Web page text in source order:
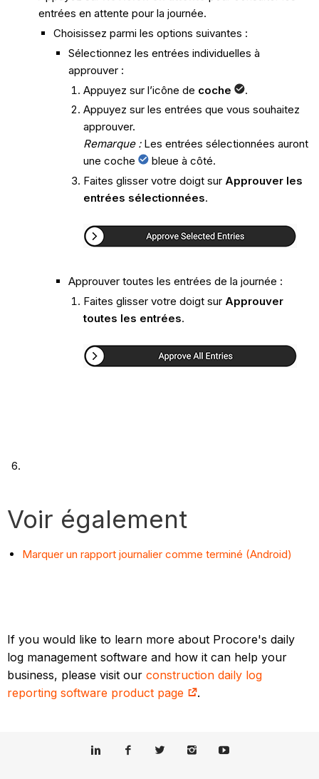
entrées en attente pour la journée.
Choisissez parmi les options suivantes :
Sélectionnez les entrées individuelles à
approuver :
Appuyez sur l’icône de coche
.
Appuyez sur les entrées que vous souhaitez
approuver.
Remarque : Les entrées sélectionnées auront
une coche
bleue à côté.
Faites glisser votre doigt sur Approuver les
entrées sélectionnées.
Approuver toutes les entrées de la journée :
Faites glisser votre doigt sur Approuver
toutes les entrées.
Voir également
Marquer un rapport journalier comme terminé (Android)
If you would like to learn more about Procore's daily
log management software and how it can help your
business, please visit ourconstruction daily log
reporting software product page
.